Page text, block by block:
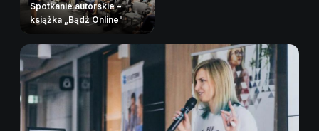
Spotkanie autorskie –
książka „Bądź Online"